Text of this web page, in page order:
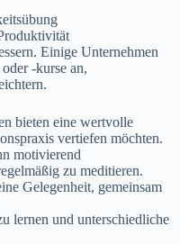
E‬inige Unternehmen
-kurse an,
bieten e‬ine wertvolle
vertiefen möchten.
motivierend
z‬u meditieren.
Gelegenheit, gemeinsam
lernen u‬nd unterschiedliche